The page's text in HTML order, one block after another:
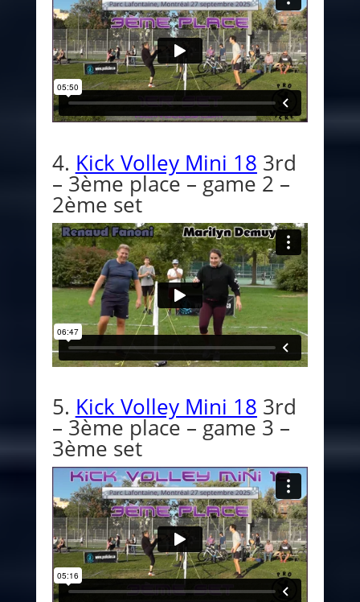
4. Kick Volley Mini 18 3rd
– 3ème place – game 2 –
2ème set
5. Kick Volley Mini 18 3rd
– 3ème place – game 3 –
3ème set